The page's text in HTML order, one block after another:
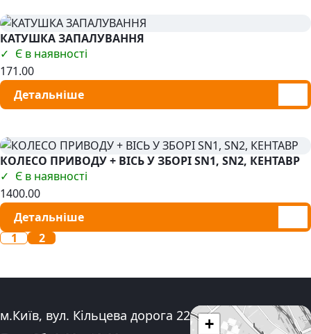
КАТУШКА ЗАПАЛУВАННЯ
Є в наявності
171.00
Детальніше
КОЛЕСО ПРИВОДУ + ВІСЬ У ЗБОРІ SN1, SN2, КЕНТАВР
Є в наявності
1400.00
Детальніше
1
2
Адреса:
м.Київ, вул. Кільцева дорога 22
+